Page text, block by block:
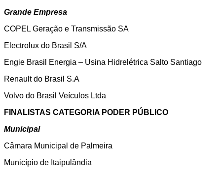
Grande Empresa
COPEL Geração e Transmissão SA
Electrolux do Brasil S/A
Engie Brasil Energia – Usina Hidrelétrica Salto Santiago
Renault do Brasil S.A
Volvo do Brasil Veículos Ltda
FINALISTAS CATEGORIA PODER PÚBLICO
Municipal
Câmara Municipal de Palmeira
Município de Itaipulândia